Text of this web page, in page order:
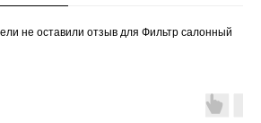
не оставили отзыв для Фильтр салонный